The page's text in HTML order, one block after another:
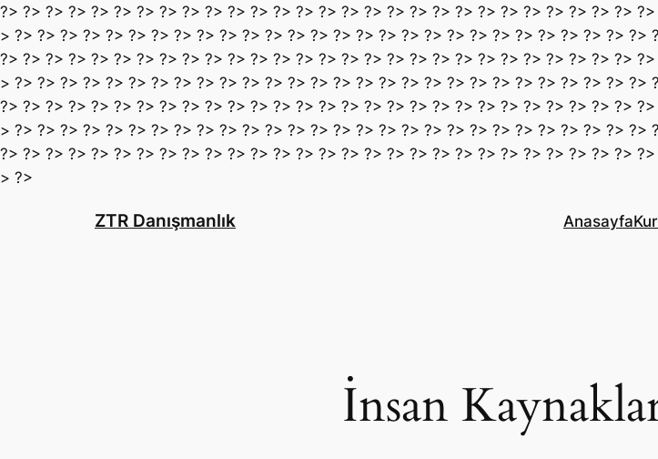
?> ?> ?> ?> ?> ?> ?> ?> ?> ?> ?> ?> ?> ?> ?> ?> ?> ?> ?> ?> ?> ?> ?> ?> ?> ?> ?> ?>
> ?> ?> ?> ?> ?> ?> ?> ?> ?> ?> ?> ?> ?> ?> ?> ?> ?> ?> ?> ?> ?> ?> ?> ?> ?> ?> ?>
?> ?> ?> ?> ?> ?> ?> ?> ?> ?> ?> ?> ?> ?> ?> ?> ?> ?> ?> ?> ?> ?> ?> ?> ?> ?> ?> ?>
> ?> ?> ?> ?> ?> ?> ?> ?> ?> ?> ?> ?> ?> ?> ?> ?> ?> ?> ?> ?> ?> ?> ?> ?> ?> ?> ?>
?> ?> ?> ?> ?> ?> ?> ?> ?> ?> ?> ?> ?> ?> ?> ?> ?> ?> ?> ?> ?> ?> ?> ?> ?> ?> ?> ?>
> ?> ?> ?> ?> ?> ?> ?> ?> ?> ?> ?> ?> ?> ?> ?> ?> ?> ?> ?> ?> ?> ?> ?> ?> ?> ?> ?>
?> ?> ?> ?> ?> ?> ?> ?> ?> ?> ?> ?> ?> ?> ?> ?> ?> ?> ?> ?> ?> ?> ?> ?> ?> ?> ?> ?>
> ?>
ZTR Danışmanlık Anasayfa
İnsan